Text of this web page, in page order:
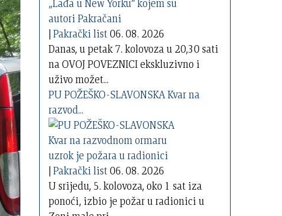
|Pakrački list06. 08. 2026
Danas, u petak 7. kolovoza u 20,30 sati
na OVOJ POVEZNICI ekskluzivno i
uživo možet...
PU POŽEŠKO-SLAVONSKA Kvar na
razvod...
|Pakrački list06. 08. 2026
U srijedu, 5. kolovoza, oko 1 sat iza
ponoći, izbio je požar u radionici u